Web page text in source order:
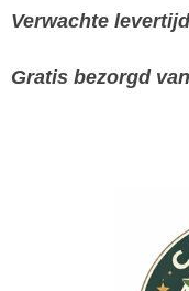
Verwachte
Gratis bezorgd